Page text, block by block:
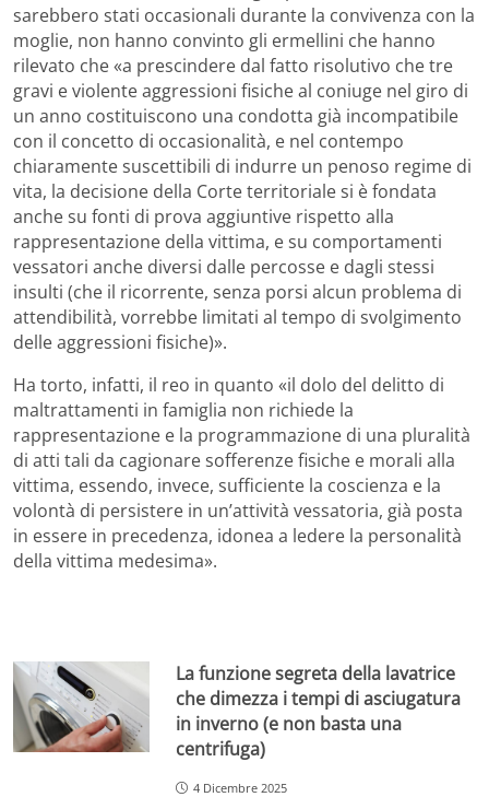
sarebbero stati occasionali durante la convivenza con la
moglie, non hanno convinto gli ermellini che hanno
rilevato che «a prescindere dal fatto risolutivo che tre
gravi e violente aggressioni fisiche al coniuge nel giro di
un anno costituiscono una condotta già incompatibile
con il concetto di occasionalità, e nel contempo
chiaramente suscettibili di indurre un penoso regime di
vita, la decisione della Corte territoriale si è fondata
anche su fonti di prova aggiuntive rispetto alla
rappresentazione della vittima, e su comportamenti
vessatori anche diversi dalle percosse e dagli stessi
insulti (che il ricorrente, senza porsi alcun problema di
attendibilità, vorrebbe limitati al tempo di svolgimento
delle aggressioni fisiche)».
Ha torto, infatti, il reo in quanto «il dolo del delitto di
maltrattamenti in famiglia non richiede la
rappresentazione e la programmazione di una pluralità
di atti tali da cagionare sofferenze fisiche e morali alla
vittima, essendo, invece, sufficiente la coscienza e la
volontà di persistere in un’attività vessatoria, già posta
in essere in precedenza, idonea a ledere la personalità
della vittima medesima».
La funzione segreta della lavatrice
che dimezza i tempi di asciugatura
in inverno (e non basta una
centrifuga)
4 Dicembre 2025